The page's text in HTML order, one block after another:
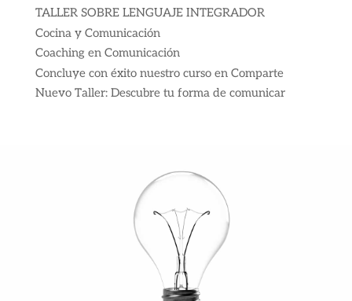
TALLER SOBRE LENGUAJE INTEGRADOR
Cocina y Comunicación
Coaching en Comunicación
Concluye con éxito nuestro curso en Comparte
Nuevo Taller: Descubre tu forma de comunicar